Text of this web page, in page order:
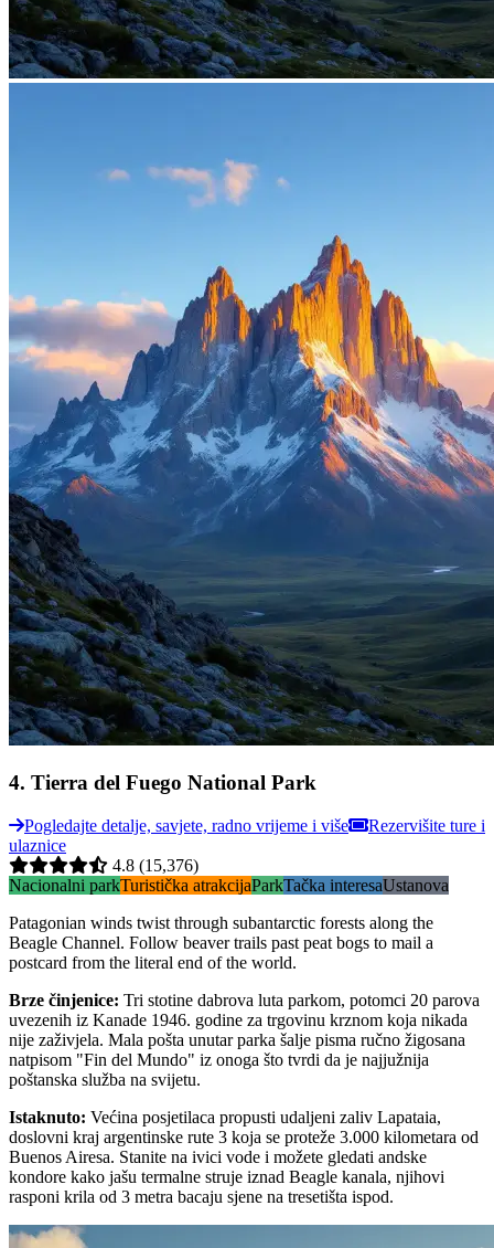
4. Tierra del Fuego National Park
Pogledajte detalje, savjete, radno vrijeme i više
Rezervišite ture i
ulaznice
4.8 (15,376)
Nacionalni parkTuristička atrakcijaParkTačka interesaUstanova
Patagonian winds twist through subantarctic forests along the
Beagle Channel. Follow beaver trails past peat bogs to mail a
postcard from the literal end of the world.
Brze činjenice: Tri stotine dabrova luta parkom, potomci 20 parova
uvezenih iz Kanade 1946. godine za trgovinu krznom koja nikada
nije zaživjela. Mala pošta unutar parka šalje pisma ručno žigosana
natpisom "Fin del Mundo" iz onoga što tvrdi da je najjužnija
poštanska služba na svijetu.
Istaknuto: Većina posjetilaca propusti udaljeni zaliv Lapataia,
doslovni kraj argentinske rute 3 koja se proteže 3.000 kilometara od
Buenos Airesa. Stanite na ivici vode i možete gledati andske
kondore kako jašu termalne struje iznad Beagle kanala, njihovi
rasponi krila od 3 metra bacaju sjene na tresetišta ispod.